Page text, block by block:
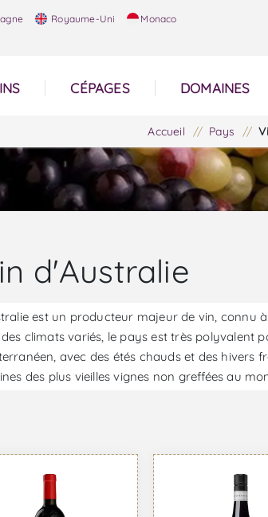
Royaume-Uni Monaco
CÉPAGES DOMAINES
Accueil / Pays /
d'Australie
est un producteur majeur de vin, connu
climats variés, le pays est très polyvalent
avec des étés chauds et des hivers
des plus vieilles vignes non greffées au